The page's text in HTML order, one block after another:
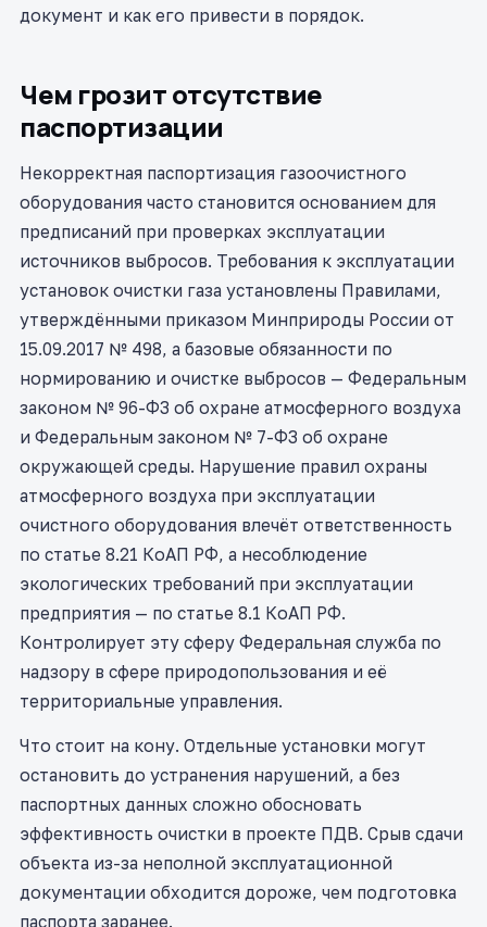
документ и как его привести в порядок.
Чем грозит отсутствие
паспортизации
Некорректная паспортизация газоочистного
оборудования часто становится основанием для
предписаний при проверках эксплуатации
источников выбросов. Требования к эксплуатации
установок очистки газа установлены Правилами,
утверждёнными приказом Минприроды России от
15.09.2017 № 498, а базовые обязанности по
нормированию и очистке выбросов — Федеральным
законом № 96-ФЗ об охране атмосферного воздуха
и Федеральным законом № 7-ФЗ об охране
окружающей среды. Нарушение правил охраны
атмосферного воздуха при эксплуатации
очистного оборудования влечёт ответственность
по статье 8.21 КоАП РФ, а несоблюдение
экологических требований при эксплуатации
предприятия — по статье 8.1 КоАП РФ.
Контролирует эту сферу Федеральная служба по
надзору в сфере природопользования и её
территориальные управления.
Что стоит на кону. Отдельные установки могут
остановить до устранения нарушений, а без
паспортных данных сложно обосновать
эффективность очистки в проекте ПДВ. Срыв сдачи
объекта из-за неполной эксплуатационной
документации обходится дороже, чем подготовка
паспорта заранее.